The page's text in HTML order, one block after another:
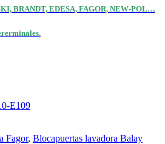
BRANDT, EDESA, FAGOR, NEW-POL…
E109
Fagor, Blocapuertas lavadora Balay